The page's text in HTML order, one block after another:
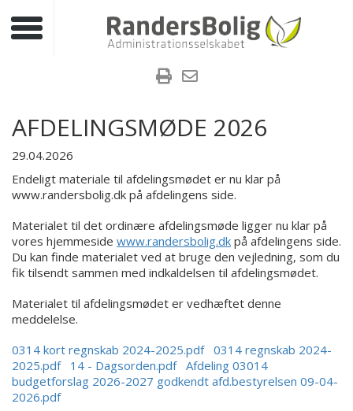
Toggle navigation
AFDELINGSMØDE 2026
29.04.2026
Endeligt materiale til afdelingsmødet er nu klar på
www.randersbolig.dk på afdelingens side.
Materialet til det ordinære afdelingsmøde ligger nu klar på
vores hjemmeside www.randersbolig.dk på afdelingens side.
Du kan finde materialet ved at bruge den vejledning, som du
fik tilsendt sammen med indkaldelsen til afdelingsmødet.
Materialet til afdelingsmødet er vedhæftet denne
meddelelse.
0314 kort regnskab 2024-2025.pdf 0314 regnskab 2024-
2025.pdf
14 - Dagsorden.pdf Afdeling 03014
budgetforslag 2026-2027 godkendt afd.bestyrelsen 09-04-
2026.pdf